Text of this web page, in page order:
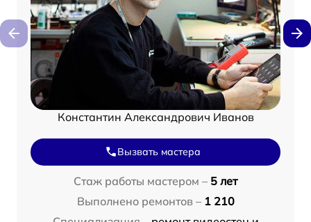
Константин Александрович Иванов
Вызвать мастера
Стаж работы мастером – 5 лет
Выполнено ремонтов – 1 210